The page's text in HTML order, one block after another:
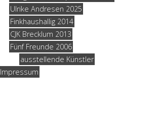
Ulrike Andresen 2025
Finkhaushallig 2014
CJK Brecklum 2013
Fünf Freunde 2006
ausstellende Künstler
Impressum